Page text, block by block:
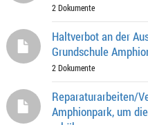
2 Dokumente
Haltverbot an der
Grundschule
2 Dokumente
Reparaturarbeiten/
Amphionpark, um